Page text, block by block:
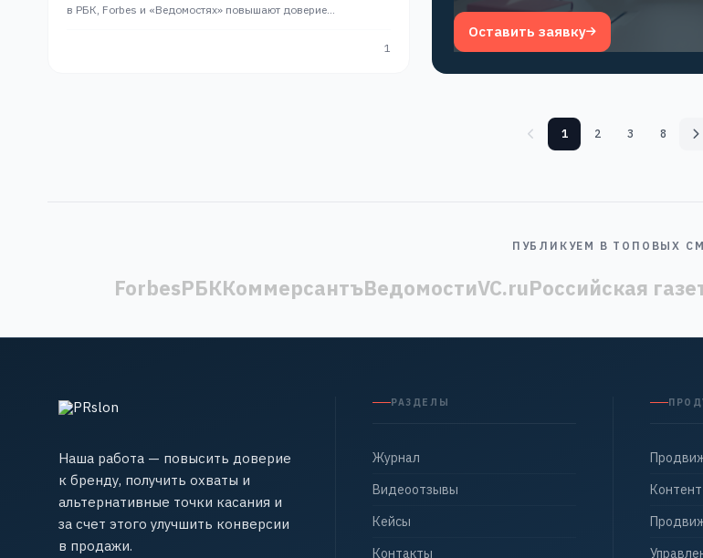
в РБК, Forbes и «Ведомостях» повышают доверие
1
Оставить заявку
1 2 3 8
ПУБЛИКУЕМ В ТОПОВЫХ
ForbesРБККоммерсантъВедомостиVC.ruРоссийская
Наша работа — повысить доверие
к бренду, получить охваты и
альтернативные точки касания и
за счет этого улучшить конверсии
в продажи.
РАЗДЕЛЫ
Журнал
Видеоотзывы
Кейсы
Контакты